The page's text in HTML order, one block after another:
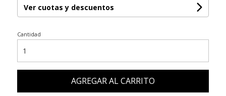
Ver cuotas y descuentos
Cantidad
AGREGAR AL CARRITO